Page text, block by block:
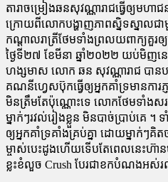
តារាចម្រៀងឆនសុវណ្ណារាជធ្វើឲ្យមហា
ក្រោយពីលោកបង្ហាញភាពស្និទស្នាលជា
កណ្តាលរាត្រីថែមទាំងព្រលយពាក្យ
ថ្ងៃទី២៧ ខែមីនា ឆ្នាំ២០២២ យប់មិញន
ហង្សមាស លោក ឆន សុវណ្ណារាជ បានប
គណនីហ្វេសប៊ុកធ្វើឲ្យអ្នកគាំទ្រមានការភ្
មិនត្រឹមតែប៉ុណ្ណោះទេ លោកថែមទាំងសរ
ម្នាក់ៗរវល់រៀងខ្លួន មិនបាច់ប្រាប់គេ
ឲ្យអ្នកគាំទ្រគាំងគ្រប់គ្នា ដោយម្នាក់ៗ
ម្ចាស់បេះដូងហើយទើបតែពេលនេះហ៊
ខ្លះខំលួច Crush បែរជាខកបំណងអស់រ